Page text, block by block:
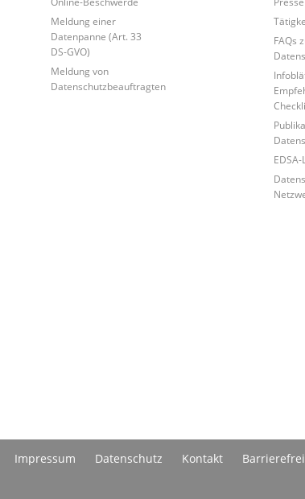
Meldung einer
Datenpanne (Art. 33
DS-GVO)
Meldung von
Datenschutzbeauftragten
FAQs
Impressum Datenschutz Kontakt